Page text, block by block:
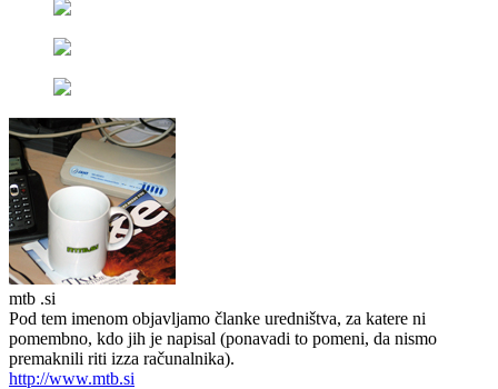
mtb .si
Pod tem imenom objavljamo članke uredništva, za katere ni
pomembno, kdo jih je napisal (ponavadi to pomeni, da nismo
premaknili riti izza računalnika).
http://www.mtb.si